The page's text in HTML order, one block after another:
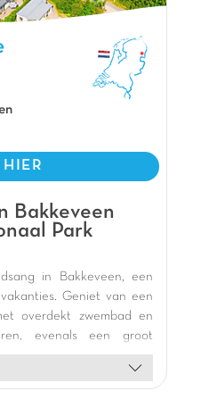
Jasmijn
is een prachtig
Alles is gericht
Er is zelfs een
worden
beschikt over super
Friesland
Bakkeveen
Park
in Bakkeveen, een
Geniet van een
overdekt zwembad en
evenals een groot
zullen dol
buitenspeeltuinen 🎢, het